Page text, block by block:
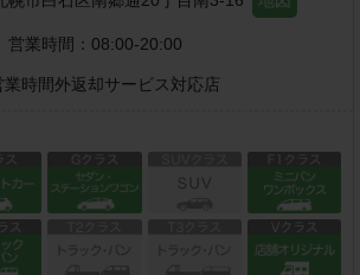
営業時間： 08:00-20:00
業時間外返却サービス対応店